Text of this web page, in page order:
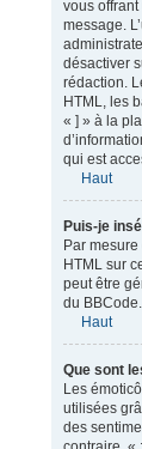
vous
message.
désactiver
rédaction.
HTML, les
« ] » à la
qui est
Haut
Puis-je
Par
HTML sur
peut être
du BBCode.
Haut
Que sont
Les
utilisées
des